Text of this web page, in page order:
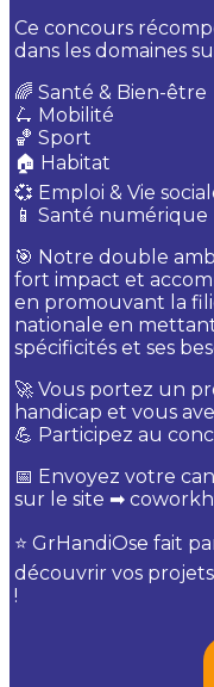
Ce concours
dans les domaines
🌈 Santé & Bien-être
🛴 Mobilité
🏀 Sport
🏠 Habitat
💞 Emploi & Vie
📱 Santé numérique
🎯 Notre double
fort impact et
en promouvant la
nationale en
spécificités et ses
🚀 Vous portez un
handicap et vous
💪 Participez au
📅 Envoyez votre
sur le site ➡
⭐ GrHandiOse fait
découvrir vos
!